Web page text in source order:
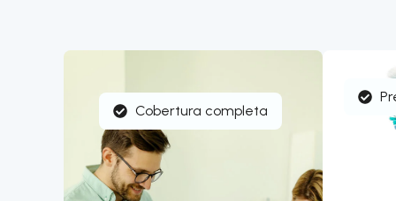
Cobertura completa